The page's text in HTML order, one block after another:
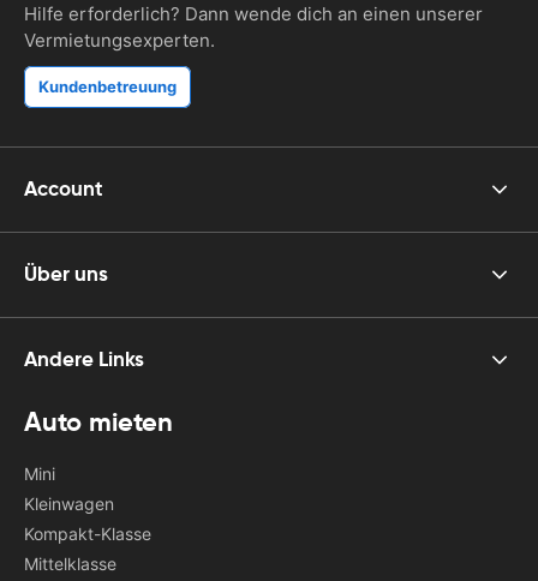
Hilfe erforderlich? Dann wende dich an einen unserer
Vermietungsexperten.
Kundenbetreuung
Account
Über uns
Andere Links
Auto mieten
Mini
Kleinwagen
Kompakt-Klasse
Mittelklasse